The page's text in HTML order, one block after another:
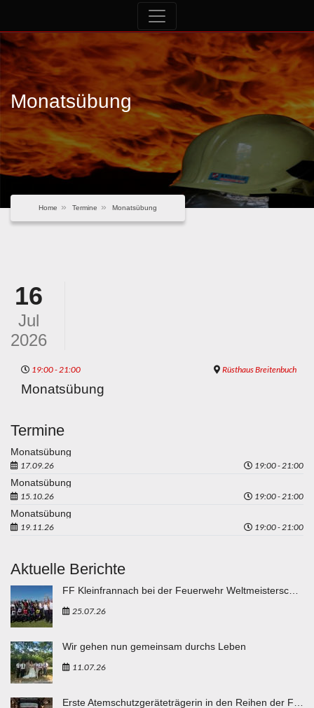
Monatsübung
Home Termine Monatsübung
16
Jul
2026
19:00 - 21:00 Rüsthaus Breitenbuch
Monatsübung
Termine
Monatsübung
17.09.26 19:00 - 21:00
Monatsübung
15.10.26 19:00 - 21:00
Monatsübung
19.11.26 19:00 - 21:00
Aktuelle Berichte
25.07.26
Wir gehen nun gemeinsam durchs Leben
11.07.26